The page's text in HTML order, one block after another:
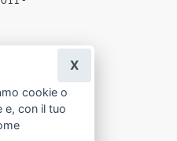
cookie o
e, con il tuo
X